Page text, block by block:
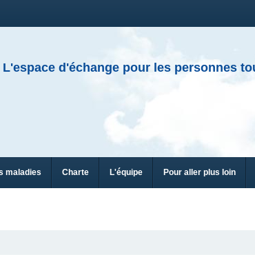
L'espace d'échange pour les personnes
maladies Charte L'équipe Pour aller plus loin